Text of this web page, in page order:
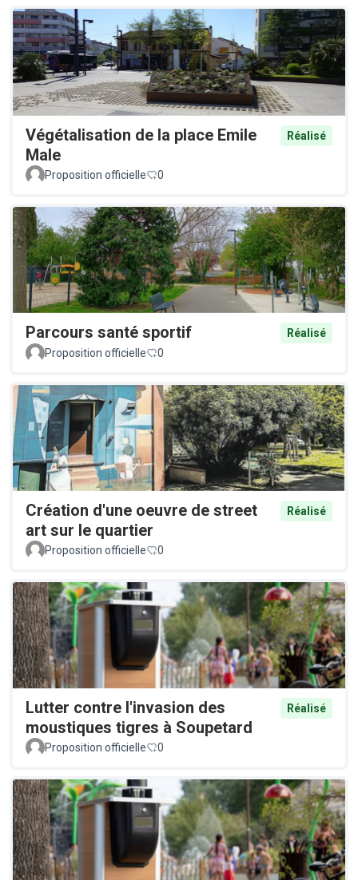
Végétalisation de la place Emile
Male
Réalisé
Proposition officielle 0
Parcours santé sportif
Réalisé
Proposition officielle
0
Création d'une oeuvre de street
art sur le quartier
Réalisé
Proposition officielle 0
Lutter contre l'invasion des
moustiques tigres à Soupetard
Réalisé
Proposition officielle 0